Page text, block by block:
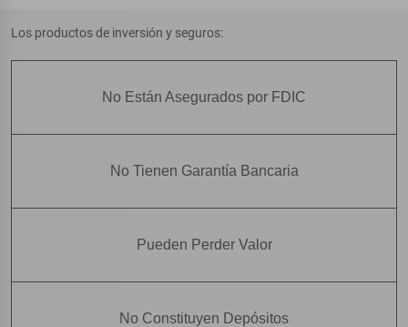
Los productos de inversión y seguros:
No Están Asegurados por FDIC
No Tienen Garantía Bancaria
Pueden Perder Valor
No Constituyen Depósitos